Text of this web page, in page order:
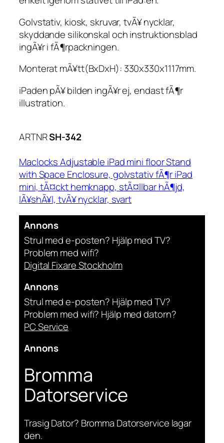
Golvstativ, kiosk, skruvar, tvÃ¥ nycklar,
skyddande silikonskal och instruktionsblad
ingÃ¥r i fÃ¶rpackningen.
Monterat mÃ¥tt(BxDxH): 330x330x1117mm.
iPaden pÃ¥ bilden ingÃ¥r ej, endast fÃ¶r
illustration.
ARTNRSH-342
Maclocks Adjustable iPad mini floor Stand
with Space Enclosure, golvstativ fÃ¶r iPad
mini, tÃ¤ckt hemknapp, stÃ¤llbar hÃ¶jd,
lÃ¥shÃ¥l, tvÃ¥ nycklar, svart
Annons
Strul med e-posten? Hjälp med TV?
Problem med wifi?
Digital Fixare Stockholm
Annons
Strul med e-posten? Hjälp med TV?
Problem med wifi? Hjälp med datorn?
PC Service
Annons
Bromma
Datorservice
Trasig Dator? Bromma Datorservice lagar
den.